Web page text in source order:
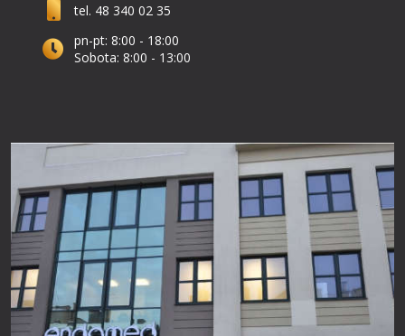
tel. 48 340 02 35
pn-pt: 8:00 - 18:00
Sobota: 8:00 - 13:00